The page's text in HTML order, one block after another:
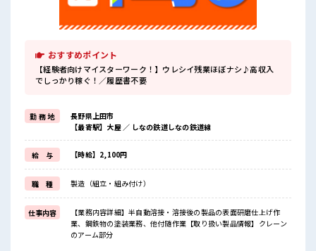
おすすめポイント
【経験者向けマイスターワーク！】ウレシイ残業ほぼナシ♪高収入
でしっかり稼ぐ！／履歴書不要
勤 務 地
長野県上田市
【最寄駅】大屋 ／ しなの鉄道しなの鉄道線
給 与 【時給】2,100円
職 種 製造（組立・組み付け）
仕事内容
【業務内容詳細】半自動溶接・溶接後の製品の表面研磨仕上げ作
業、鋼鉄物の塗装業務、他付随作業【取り扱い製品情報】クレーン
のアーム部分